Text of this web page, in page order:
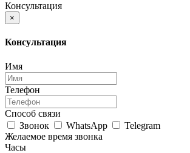
Консультация
×
Консультация
Имя
Телефон
Способ связи
Звонок
WhatsApp
Telegram
Желаемое время звонка
Часы